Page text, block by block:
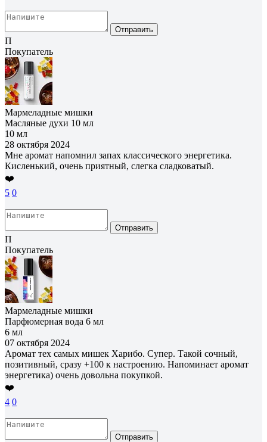
Отправить
П
Покупатель
Мармеладные мишки
Масляные духи 10 мл
10 мл
28 октября 2024
Мне аромат напомнил запах классического энергетика.
Кисленький, очень приятный, слегка сладковатый.
❤️
5 0
Отправить
П
Покупатель
Мармеладные мишки
Парфюмерная вода 6 мл
6 мл
07 октября 2024
Аромат тех самых мишек Харибо. Супер. Такой сочный,
позитивный, сразу +100 к настроению. Напоминает аромат
энергетика) очень довольна покупкой.
❤️
4 0
Отправить